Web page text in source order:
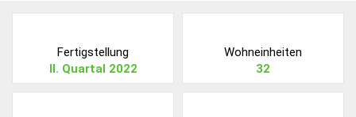
Fertigstellung
II. Quartal 2022
Wohneinheiten
32